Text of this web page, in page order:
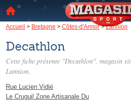
Accueil > Bretagne > Côtes-d'Armor>Lannion
Decathlon
Cette fiche présente "Decathlon", magasin
Lannion.
Rue Lucien Vidié
Le Cruguil Zone Artisanale Du